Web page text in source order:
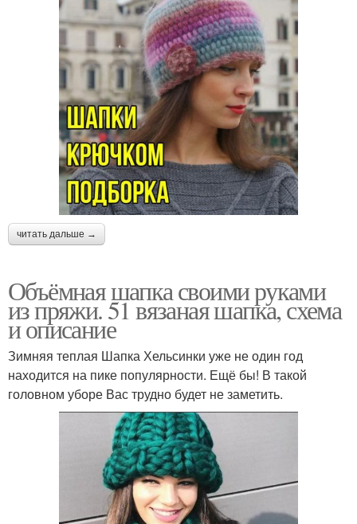
читать дальше →
Объёмная шапка своими руками
из пряжи. 51 вязаная шапка, схема
и описание
Зимняя теплая Шапка Хельсинки уже не один год
находится на пике популярности. Ещё бы! В такой
головном уборе Вас трудно будет не заметить.